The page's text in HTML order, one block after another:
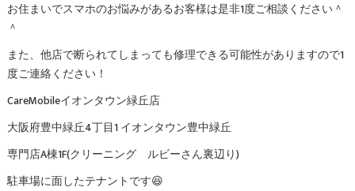
お住まいでスマホのお悩みがあるお客様は是非1度ご相談ください＾
＾
また、他店で断られてしまっても修理できる可能性がありますので1
度ご連絡ください！
CareMobileイオンタウン緑丘店
大阪府豊中緑丘4丁目1 イオンタウン豊中緑丘
専門店A棟1F(クリーニング ルビーさん裏辺り)
駐車場に面したテナントです😆